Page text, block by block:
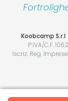
Koobcamp S.r.l
P.IVA/C.F.
Iscriz. Reg.
Your